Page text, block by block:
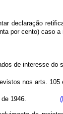
declaração
por cento) caso
de
nos arts. 105
de 1946.